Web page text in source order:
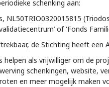
schenking aan:
NL50TRIO0320015815
of 'Fonds
de Stichting heeft een
helpen als vrijwilliger om de
schenkingen, website,
en meer mogelijk maken